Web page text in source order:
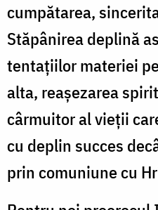
cumpătarea,
Stăpânirea deplină
tentaţiilor materiei
alta, reaşezarea
cârmuitor al vieţii
cu deplin succes
prin comuniune cu